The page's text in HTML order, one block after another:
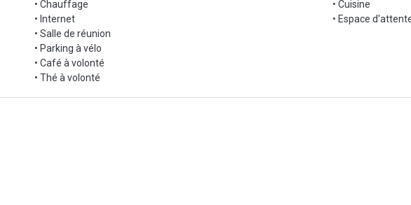
service de location qui inclut :
deux fauteuils, deux caissons et une armoire ou étagère sur demande)
• Chauffage
• Internet
• Salle de réunion
• Parking à vélo
• Café à volonté
• Thé à volonté
• Cuisine
• Espace